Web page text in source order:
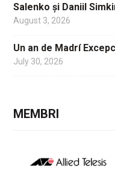
Salenko și Daniil
August 3, 2026
Un an de Madrí
July 30, 2026
MEMBRI